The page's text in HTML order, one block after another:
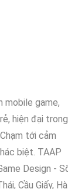
mobile game,
hiện đại trong
tới cảm
biệt. TAAP
Cầu Giấy, Hà